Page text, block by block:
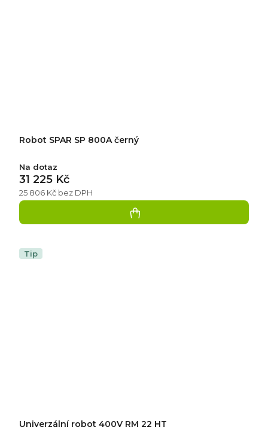
Robot SPAR SP 800A černý
Na dotaz
25 806 Kč bez DPH
31 225 Kč
Tip
Univerzální robot 400V RM 22 HT